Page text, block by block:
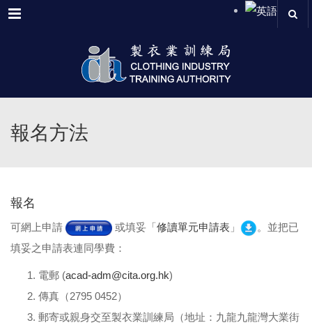
Menu
報名方法
報名
可網上申請 或填妥「修讀單元申請表 」
。並把已
填妥之申請表連同學費：
電郵 (acad-adm@cita.org.hk)
傳真（2795 0452）
郵寄或親身交至製衣業訓練局（地址：九龍九龍灣大業街